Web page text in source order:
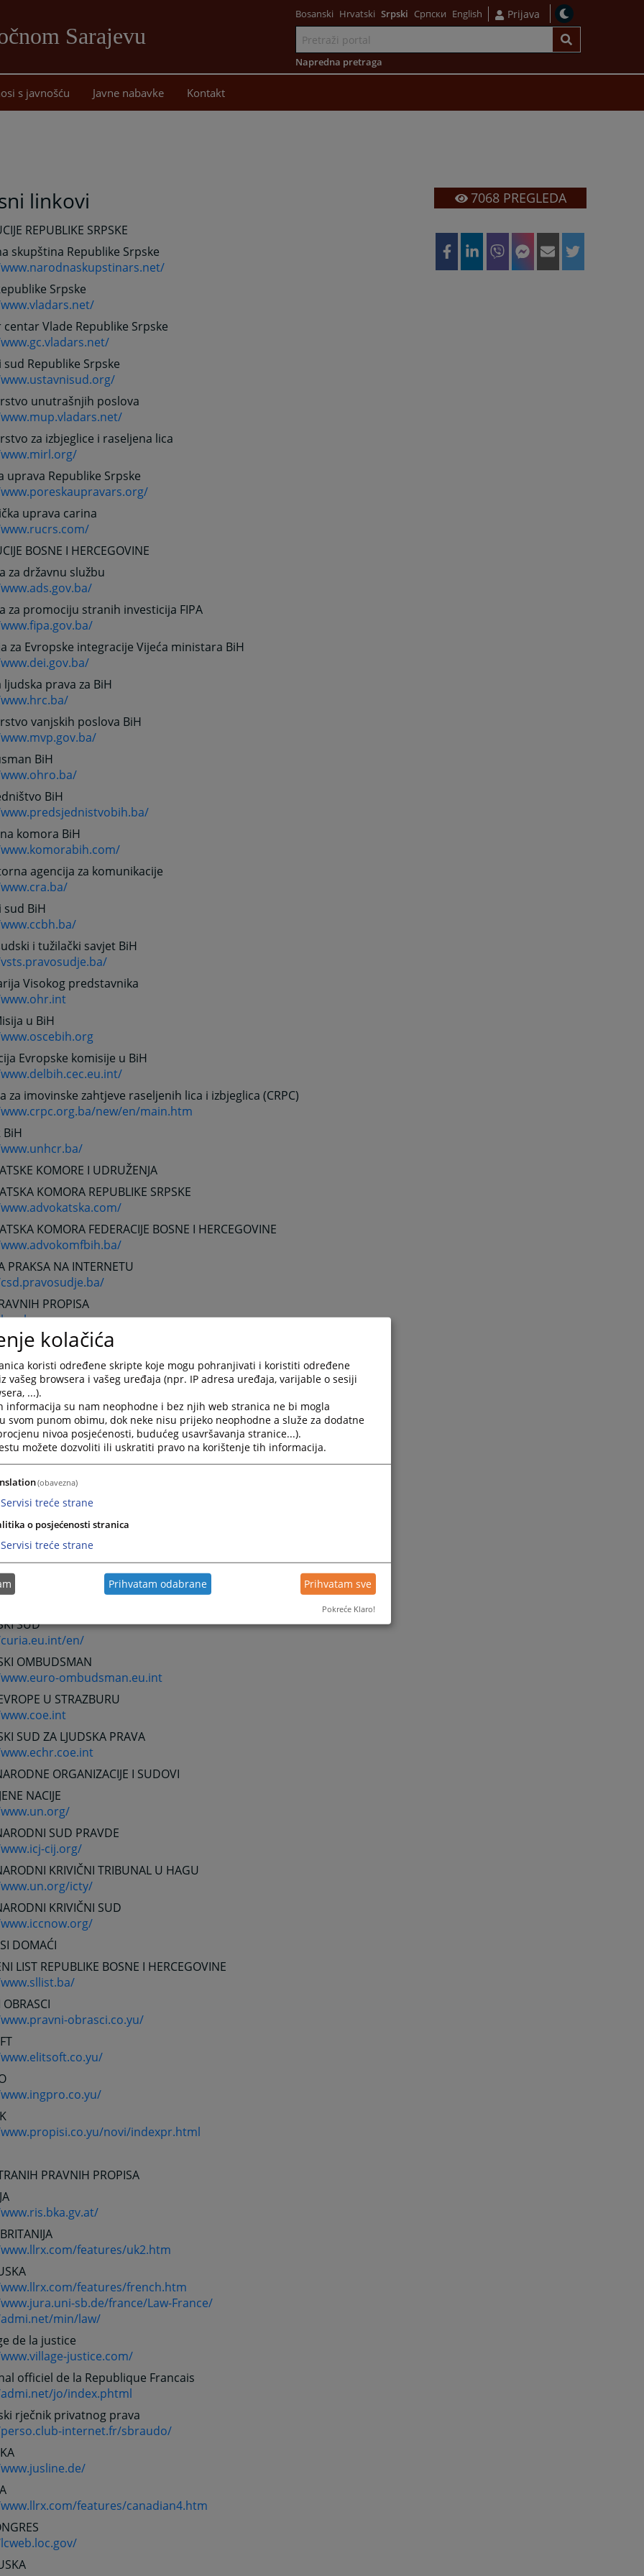
Sarajevu
sadržaj
Bosanski Hrvatski Srpski Српски English Prijava
Napredna pretraga
s javnošću Javne nabavke Kontakt
linkovi
REPUBLIKE SRPSKE
skupština Republike Srpske
Srpske
centar Vlade Republike Srpske
sud Republike Srpske
unutrašnjih poslova
za izbjeglice i raseljena lica
uprava Republike Srpske
uprava carina
BOSNE I HERCEGOVINE
za državnu službu
za promociju stranih investicija FIPA
za Evropske integracije Vijeća ministara BiH
ljudska prava za BiH
vanjskih poslova BiH
BiH
BiH
komora BiH
agencija za komunikacije
sud BiH
i tužilački savjet BiH
Visokog predstavnika
u BiH
Evropske komisije u BiH
za imovinske zahtjeve raseljenih lica i izbjeglica (CRPC)
new/en/main.htm
BiH
KOMORE I UDRUŽENJA
KOMORA REPUBLIKE SRPSKE
KOMORA FEDERACIJE BOSNE I HERCEGOVINE
PRAKSA NA INTERNETU
PROPISA
ORGANIZACIJE I SUDOVI
NACIJE
SUD PRAVDE
cij.org/
KRIVIČNI TRIBUNAL U HAGU
www.un.org/icty/
KRIVIČNI SUD
PRAVO I INSTITUCIJE
UNIJA
SUD
en/
OMBUDSMAN
ombudsman.eu.int
U STRAZBURU
SUD ZA LJUDSKA PRAVA
ORGANIZACIJE I SUDOVI
NACIJE
SUD PRAVDE
cij.org/
KRIVIČNI TRIBUNAL U HAGU
icty/
KRIVIČNI SUD
DOMAĆI
LIST REPUBLIKE BOSNE I HERCEGOVINE
obrasci.co.yu/
novi/indexpr.html
PRAVNIH PROPISA
features/uk2.htm
features/french.htm
sb.de/france/Law-France/
min/law/
de la justice
justice.com/
officiel de la Republique Francais
jo/index.phtml
rječnik privatnog prava
internet.fr/sbraudo/
features/canadian4.htm
7068PREGLEDA
kolačića
koristi određene skripte koje mogu pohranjivati i koristiti određene
vašeg browsera i vašeg uređaja (npr. IP adresa uređaja, varijable o sesiji
...).
informacija su nam neophodne i bez njih web stranica ne bi mogla
svom punom obimu, dok neke nisu prijeko neophodne a služe za dodatne
nivoa posjećenosti, budućeg usavršavanja stranice...).
možete dozvoliti ili uskratiti pravo na korištenje tih informacija.
(obavezna)
Servisi treće strane
o posjećenosti stranica
Servisi treće strane
Prihvatam odabrane Prihvatam sve
Pokreće Klaro!